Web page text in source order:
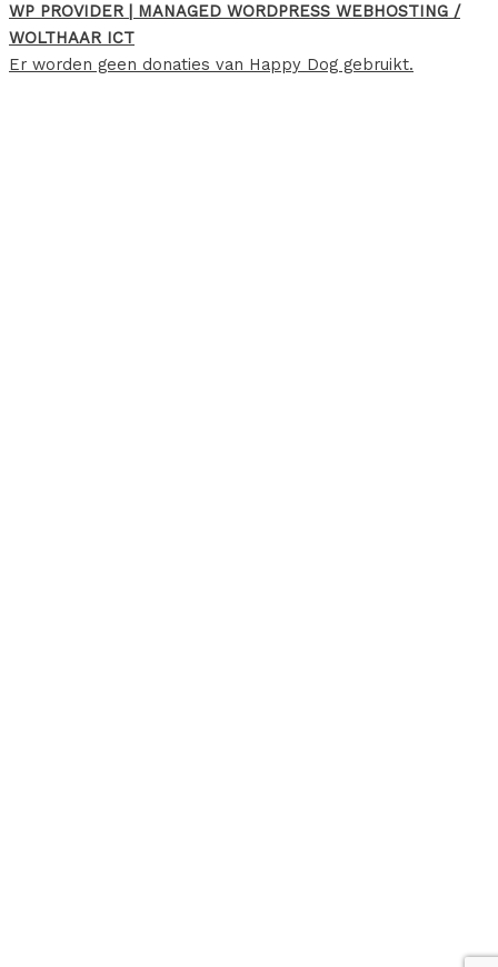
WP PROVIDER | MANAGED WORDPRESS WEBHOSTING /
WOLTHAAR ICT
Er worden geen donaties van Happy Dog gebruikt.